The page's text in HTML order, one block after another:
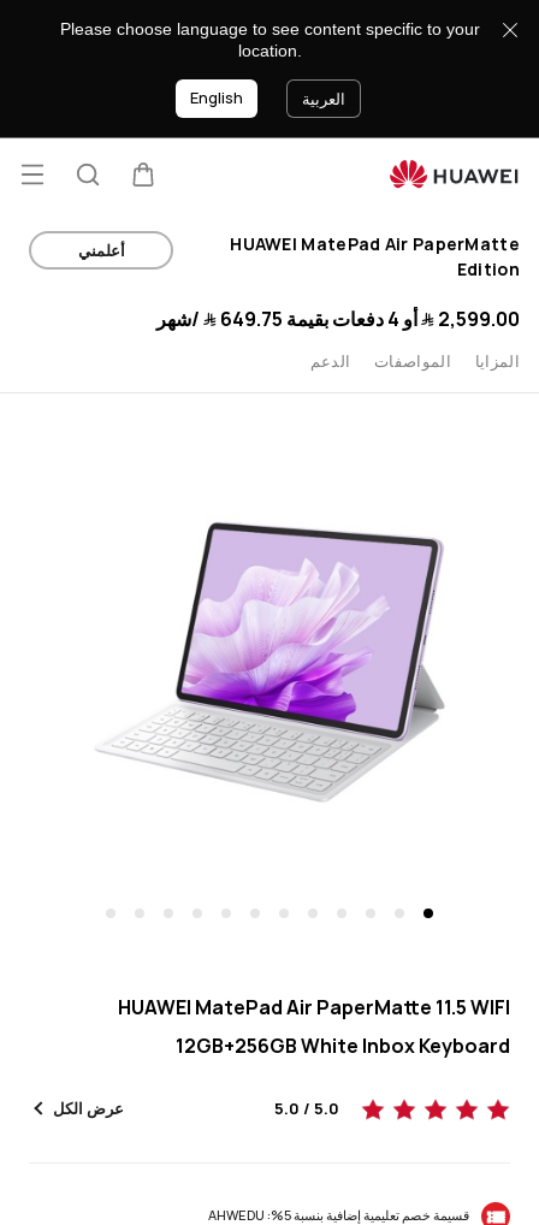
اشترِ
HUAWEI
MatePad
Air
PaperMatte
هواوي
Please choose language to see content specific to your
location.
العربية English
فتح
HUAWEI MatePad Air PaperMatte
Edition
المزايا المواصفات الدعم
2,599.00 ﷼ أو 4 دفعات بقيمة 649.75 ﷼ /شهر
أعلمني
HUAWEI MatePad Air PaperMatte 11.5 WIFI
12GB+256GB White Inbox Keyboard
5.0 / 5.0 عرض الكل
قسيمة خصم تعليمية إضافية بنسبة 5%: AHWEDU